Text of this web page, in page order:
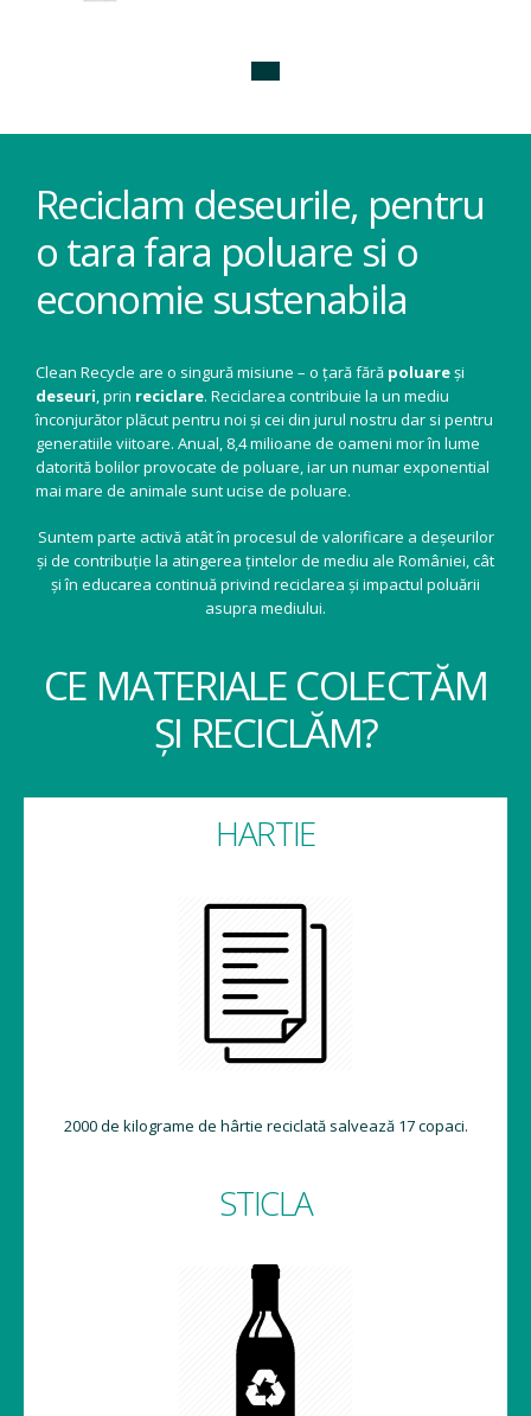
Reciclam deseurile, pentru
o tara fara poluare si o
economie sustenabila
Clean Recycle are o singură misiune – o țară fără poluareși
deseuri, prin reciclare. Reciclarea contribuie la un mediu
înconjurător plăcut pentru noi și cei din jurul nostru dar si pentru
generatiile viitoare. Anual, 8,4 milioane de oameni mor în lume
datorită bolilor provocate de poluare, iar un numar exponential
mai mare de animale sunt ucise de poluare.
Suntem parte activă atât în procesul de valorificare a deșeurilor
și de contribuție la atingerea țintelor de mediu ale României, cât
și în educarea continuă privind reciclarea și impactul poluării
asupra mediului.
CE MATERIALE COLECTĂM
ȘI RECICLĂM?
HARTIE
2000 de kilograme de hârtie reciclată salvează 17 copaci.
STICLA